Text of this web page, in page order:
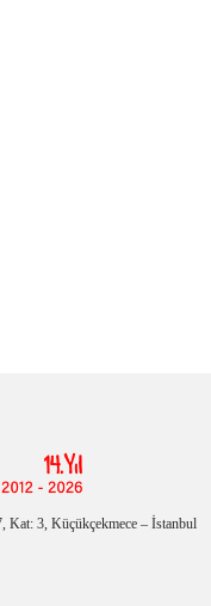
Kat: 3, Küçükçekmece – İstanbul